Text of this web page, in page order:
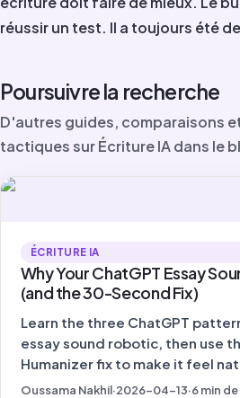
réussir un test. Il a toujours été
Poursuivre la recherche
D'autres guides, comparaisons
tactiques sur Écriture IA dans le
ÉCRITURE IA
Why Your ChatGPT Essay
(and the 30-Second Fix)
Learn the three ChatGPT
essay sound robotic, then use
Humanizer fix to make it feel
you submit.
Oussama Nakhil·2026-04-13·6 min